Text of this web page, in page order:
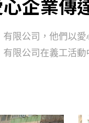
企業傳
限公司，他們以
限公司在義工活